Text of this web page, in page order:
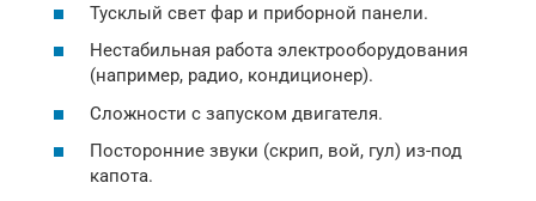
Тусклый свет фар и приборной панели.
Нестабильная работа электрооборудования
(например, радио, кондиционер).
Сложности с запуском двигателя.
Посторонние звуки (скрип, вой, гул) из-под
капота.